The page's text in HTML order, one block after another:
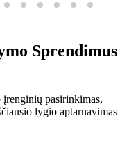
Sprendimus
pasirinkimas,
lygio aptarnavimas